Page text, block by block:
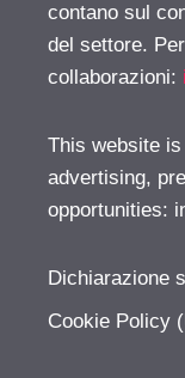
contano sul
del settore.
collaborazioni:
This website
advertising,
opportunities:
Dichiarazione
Cookie Policy